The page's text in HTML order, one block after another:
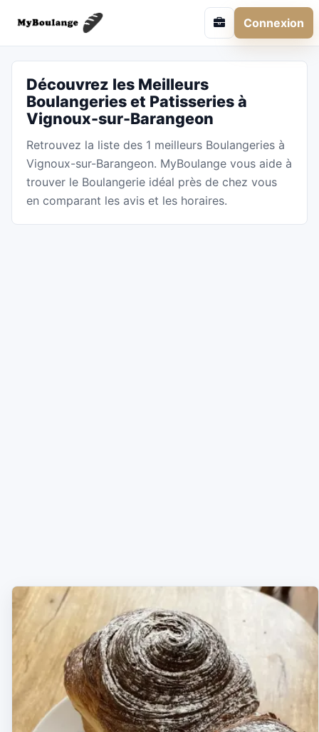
Connexion
Découvrez les Meilleurs
Boulangeries et Patisseries à
Vignoux-sur-Barangeon
Retrouvez la liste des 1 meilleurs Boulangeries à
Vignoux-sur-Barangeon. MyBoulange vous aide à
trouver le Boulangerie idéal près de chez vous
en comparant les avis et les horaires.